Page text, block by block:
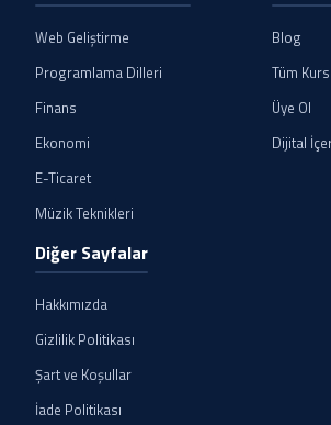
Web Geliştirme
Programlama Dilleri
Finans
Ekonomi
E-Ticaret
Müzik Teknikleri
Blog
Tüm
Üye Ol
Dijital
Diğer Sayfalar
Hakkımızda
Gizlilik Politikası
Şart ve Koşullar
İade Politikası